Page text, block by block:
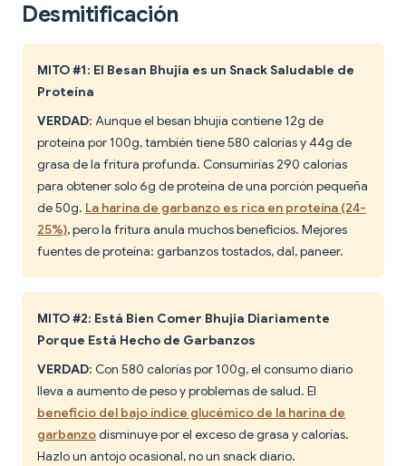
Desmitificación
MITO #1: El Besan Bhujia es un Snack Saludable de
Proteína
VERDAD: Aunque el besan bhujia contiene 12g de
proteína por 100g, también tiene 580 calorías y 44g de
grasa de la fritura profunda. Consumirías 290 calorías
para obtener solo 6g de proteína de una porción pequeña
de 50g. La harina de garbanzo es rica en proteína (24-
25%), pero la fritura anula muchos beneficios. Mejores
fuentes de proteína: garbanzos tostados, dal, paneer.
MITO #2: Está Bien Comer Bhujia Diariamente
Porque Está Hecho de Garbanzos
VERDAD: Con 580 calorías por 100g, el consumo diario
lleva a aumento de peso y problemas de salud. El
beneficio del bajo índice glucémico de la harina de
garbanzodisminuye por el exceso de grasa y calorías.
Hazlo un antojo ocasional, no un snack diario.